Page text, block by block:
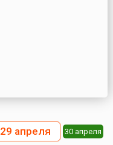
29 апреля 30 апреля